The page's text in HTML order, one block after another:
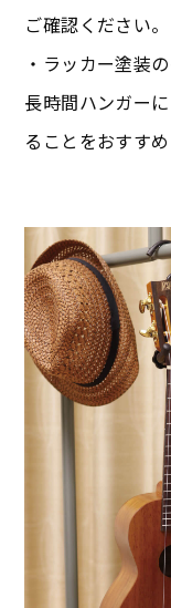
ご確認ください。
・ラッカー塗装
長時間ハンガー
ることをおすすめ